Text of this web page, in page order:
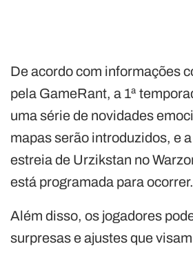
De acordo com informações
pela GameRant, a 1ª
uma série de novidades
mapas serão introduzidos, e
estreia de Urzikstan no
está programada para ocorrer.
Além disso, os jogadores
surpresas e ajustes que